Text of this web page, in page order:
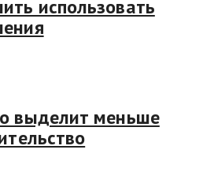
использовать
выделит меньше